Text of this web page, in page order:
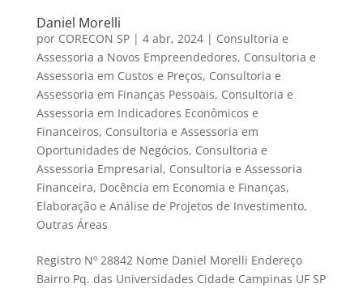
Daniel Morelli
por CORECON SP| 4 abr, 2024| Consultoria e
Assessoria a Novos Empreendedores, Consultoria e
Assessoria em Custos e Preços, Consultoria e
Assessoria em Finanças Pessoais, Consultoria e
Assessoria em Indicadores Econômicos e
Financeiros, Consultoria e Assessoria em
Oportunidades de Negócios, Consultoria e
Assessoria Empresarial, Consultoria e Assessoria
Financeira, Docência em Economia e Finanças,
Elaboração e Análise de Projetos de Investimento,
Outras Áreas
Registro Nº 28842 Nome Daniel Morelli Endereço
Bairro Pq. das Universidades Cidade Campinas UF SP